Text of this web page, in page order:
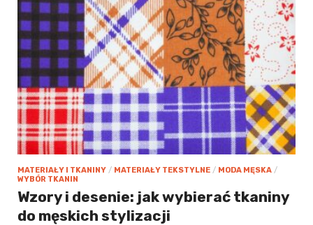
MATERIAŁY I TKANINY / MATERIAŁY TEKSTYLNE / MODA MĘSKA /
WYBÓR TKANIN
Wzory i desenie: jak wybierać tkaniny
do męskich stylizacji